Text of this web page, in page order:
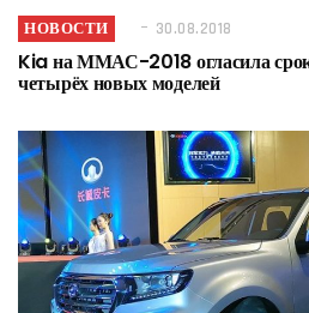
НОВОСТИ 30.08.2018
Kia на ММАС-2018 огласила
четырёх новых моделей